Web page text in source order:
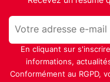
En cliquant sur
informations,
Conformément au RGPD,